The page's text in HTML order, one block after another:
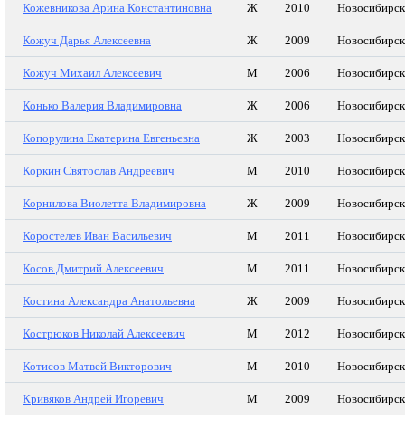
Кожевникова Арина Константиновна Ж 2010
Кожуч Дарья Алексеевна Ж 2009
Кожуч Михаил Алексеевич М 2006
Конько Валерия Владимировна Ж 2006
Копорулина Екатерина Евгеньевна Ж 2003
Коркин Святослав Андреевич М 2010
Корнилова Виолетта Владимировна Ж 2009
Коростелев Иван Васильевич М 2011
Косов Дмитрий Алексеевич М 2011
Костина Александра Анатольевна Ж 2009
Кострюков Николай Алексеевич М 2012
Котисов Матвей Викторович М 2010
Кривяков Андрей Игоревич М 2009